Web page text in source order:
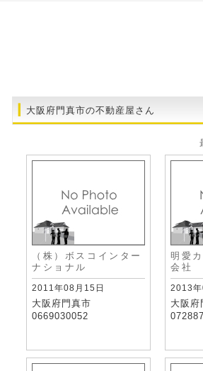
大阪府門真市の不動産屋さん
（株）ボスコインター
ナショナル
2011年08月15日
大阪府門真市
0669030052
明愛
会社
2013年
大阪府